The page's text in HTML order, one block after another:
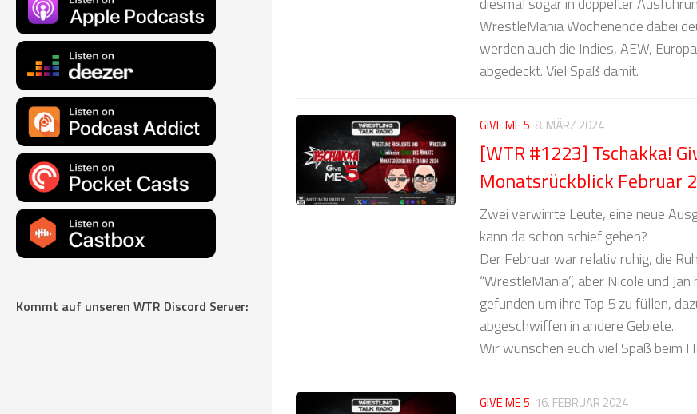
WrestleMania Wochenende dabei
werden auch die Indies, AEW,
abgedeckt. Viel Spaß damit.
GIVE ME 5 8. MÄRZ 2024
[WTR #1223] Tschakka!
Monatsrückblick Februar
Zwei verwirrte Leute, eine neue
kann da schon schief gehen?
Der Februar war relativ ruhig, die
“WrestleMania”, aber Nicole und
gefunden um ihre Top 5 zu füllen,
abgeschwiffen in andere Gebiete.
Wir wünschen euch viel Spaß beim
GIVE ME 5 16. FEBRUAR 2024
Kommt auf unseren WTR Discord Server: